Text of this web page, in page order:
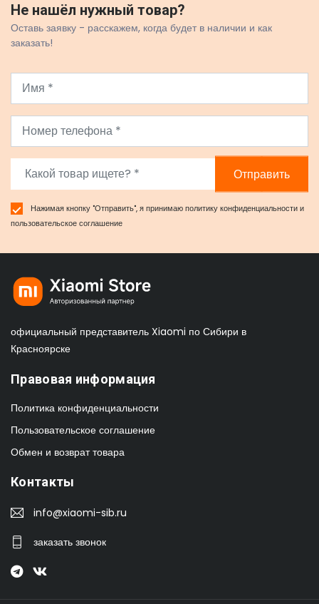
Не нашёл нужный товар?
Оставь заявку - расскажем, когда будет в наличии и как
заказать!
Отправить
Нажимая кнопку "Отправить", я принимаюполитику конфиденциальностии
пользовательское соглашение
официальный представитель Xiaomi по Сибири в
Красноярске
Правовая информация
Политика конфиденциальности
Пользовательское соглашение
Обмен и возврат товара
Контакты
info@xiaomi-sib.ru
заказать звонок